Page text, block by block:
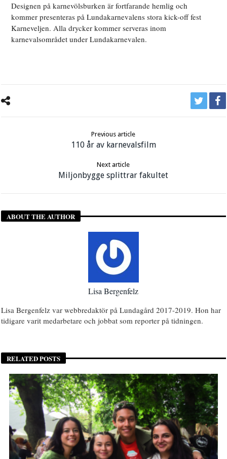
Designen på karnevölsburken är fortfarande hemlig och
kommer presenteras på Lundakarnevalens stora kick-off fest
Karneveljen. Alla drycker kommer serveras inom
karnevalsområdet under Lundakarnevalen.
Previous article
110 år av karnevalsfilm
Next article
Miljonbygge splittrar fakultet
ABOUT THE AUTHOR
Lisa Bergenfelz
Lisa Bergenfelz var webbredaktör på Lundagård 2017-2019. Hon har
tidigare varit medarbetare och jobbat som reporter på tidningen.
RELATED POSTS